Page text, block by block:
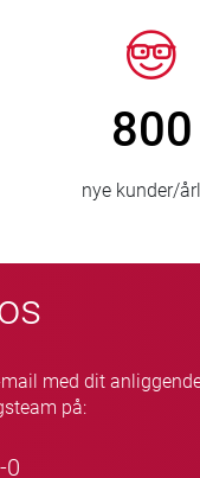
>
med dit
på:
0